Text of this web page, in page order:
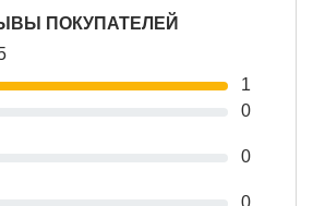
ПОКУПАТЕЛЕЙ
1
0
0